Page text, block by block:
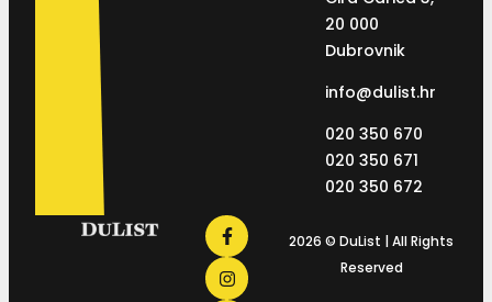
20 000
Dubrovnik
info@dulist.hr
020 350 670
020 350 671
020 350 672
2026 © DuList | All Rights
Reserved